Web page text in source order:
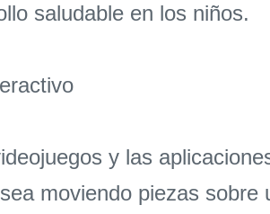
saludable en los niños.
y las
moviendo piezas